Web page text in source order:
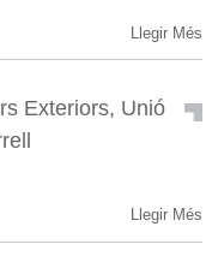
Llegir Més
Exteriors, Unió
Llegir Més